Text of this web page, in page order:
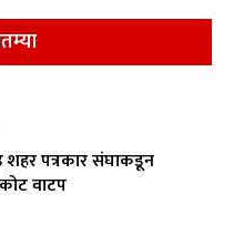
शहर पत्रकार संघाकडून
वाटप